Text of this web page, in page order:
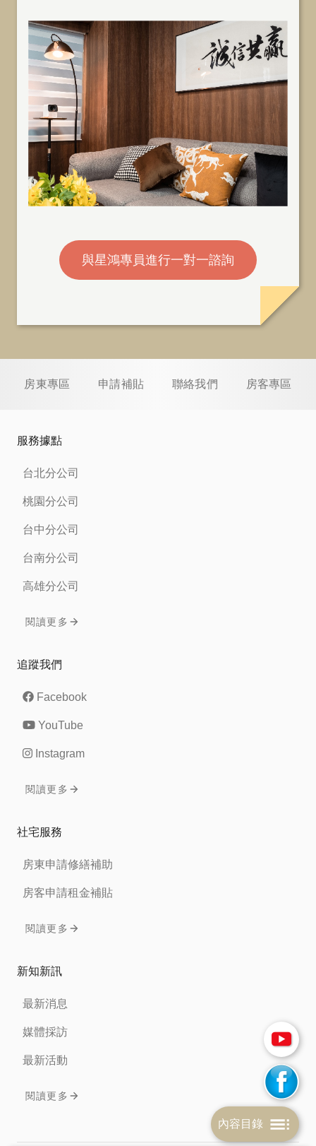
與星鴻專員進行一對一諮詢
房東專區 申請補貼 聯絡我們 房客專區
服務據點
台北分公司
桃園分公司
台中分公司
台南分公司
高雄分公司
閱讀更多
追蹤我們
Facebook
YouTube
Instagram
閱讀更多
社宅服務
房東申請修繕補助
房客申請租金補貼
閱讀更多
新知新訊
最新消息
媒體採訪
最新活動
閱讀更多
內容目錄